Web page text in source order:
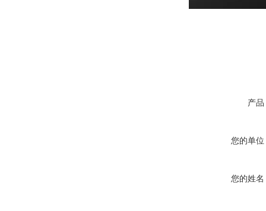
产品
您的单位
您的姓名